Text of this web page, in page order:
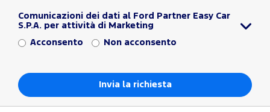
Comunicazioni dei dati al Ford Partner Easy Car
S.P.A. per attività di Marketing
Acconsento Non acconsento